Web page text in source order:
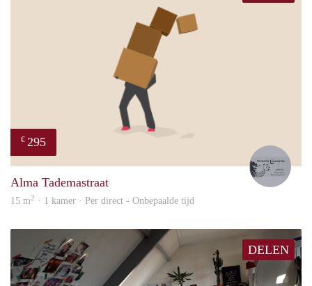
€ 295
Alma Tademastraat
15 m2 · 1 kamer · Per direct - Onbepaalde tijd
DELEN